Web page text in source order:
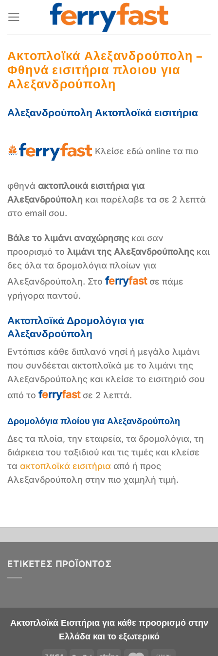
στο
Ακτοπλοϊκά Αλεξανδρούπολη –
Φθηνά εισιτήρια πλοιου για
Αλεξανδρούπολη
Αλεξανδρούπολη Ακτοπλοϊκά εισιτήρια
Κλείσε εδώ online τα πιο
φθηνά ακτοπλοικά εισιτήρια για
Αλεξανδρούπολη και παρέλαβε τα σε 2 λεπτά
στο email σου.
Βάλε το λιμάνι αναχώρησης και σαν
προορισμό το λιμάνι της Αλεξανδρούπολης και
δες όλα τα δρομολόγια πλοίων για
Αλεξανδρούπολη. Στο ferryfastσε πάμε
γρήγορα παντού.
Ακτοπλοϊκά Δρομολόγια για
Αλεξανδρούπολη
Εντόπισε κάθε διπλανό νησί ή μεγάλο λιμάνι
που συνδέεται ακτοπλοϊκά με το λιμάνι της
Αλεξανδρούπολης και κλείσε το εισιτηριό σου
από το ferryfastσε 2 λεπτά.
Δρομολόγια πλοίου για Αλεξανδρούπολη
Δες τα πλοία, την εταιρεία, τα δρομολόγια, τη
διάρκεια του ταξιδιού και τις τιμές και κλείσε
τα ακτοπλοϊκά εισιτήρια από ή προς
Αλεξανδρούπολη στην πιο χαμηλή τιμή.
ΕΤΙΚΈΤΕΣ ΠΡΟΪΌΝΤΟΣ
Ακτοπλοϊκά Εισιτήρια για κάθε προορισμό στην
Ελλάδα και το εξωτερικό